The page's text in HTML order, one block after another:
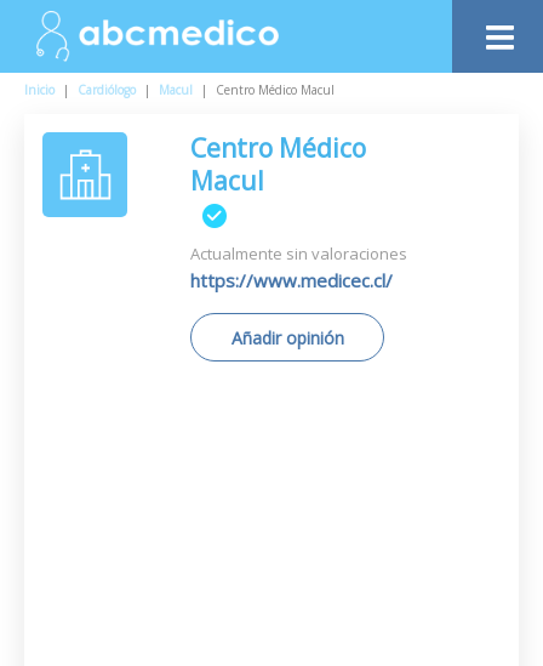
Inicio | Cardiólogo | Macul | Centro Médico Macul
Centro Médico
Macul
Actualmente sin valoraciones
https://www.medicec.cl/
Añadir opinión